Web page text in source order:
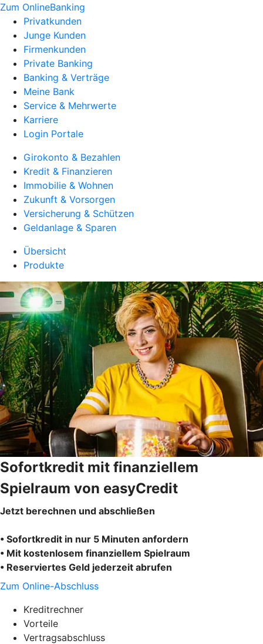
Zum OnlineBanking
Privatkunden
Junge Kunden
Firmenkunden
Private Banking
Banking & Verträge
Meine Bank
Service & Mehrwerte
Karriere
Login Portale
Girokonto & Bezahlen
Kredit & Finanzieren
Immobilie & Wohnen
Zukunft & Vorsorgen
Versicherung & Schützen
Geldanlage & Sparen
Übersicht
Produkte
Sofortkredit mit finanziellem
Spielraum von easyCredit
Jetzt berechnen und abschließen
• Sofortkredit in nur 5 Minuten anfordern
• Mit kostenlosem finanziellem Spielraum
• Reserviertes Geld jederzeit abrufen
Zum Online-Abschluss
Kreditrechner
Vorteile
Vertragsabschluss